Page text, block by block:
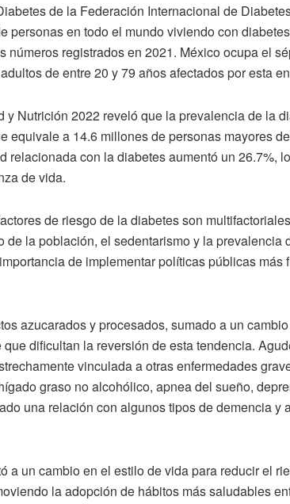
de la Federación Internacional de
personas en todo el mundo viviendo con
números registrados en 2021. México ocupa el
de entre 20 y 79 años afectados por esta
Nutrición 2022 reveló que la prevalencia de la
equivale a 14.6 millones de personas mayores
relacionada con la diabetes aumentó un 26.7%,
de vida.
de riesgo de la diabetes son
de la población, el sedentarismo y la prevalencia
de implementar políticas públicas más
azucarados y procesados, sumado a un
dificultan la reversión de esta tendencia.
vinculada a otras enfermedades
graso no alcohólico, apnea del sueño,
una relación con algunos tipos de demencia y
a un cambio en el estilo de vida para reducir el
la adopción de hábitos más saludables